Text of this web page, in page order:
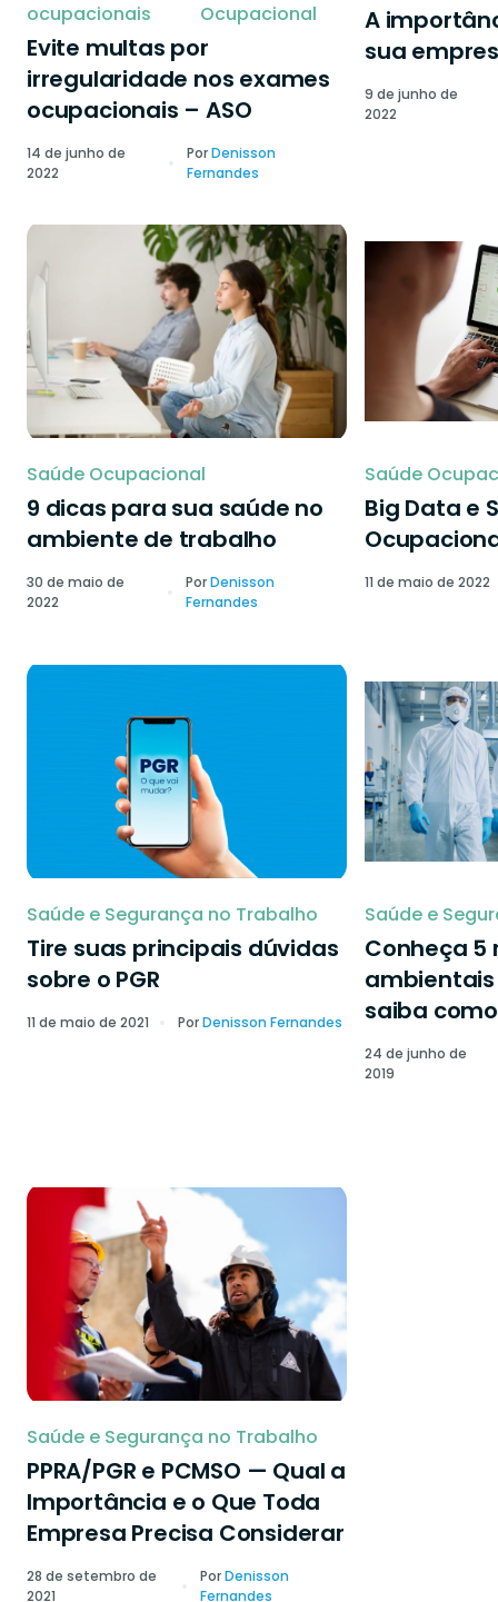
ocupacionais
Ocupacional
Evite multas por
irregularidade nos exames
ocupacionais – ASO
14 de junho de
2022
PorDenisson
Fernandes
A
sua
9 de junho de
2022
Saúde Ocupacional
9 dicas para sua saúde no
ambiente de trabalho
30 de maio de
2022
PorDenisson
Fernandes
Saúde
Big Data e
11 de maio de 2022
Saúde e Segurança no Trabalho
Tire suas principais dúvidas
sobre o PGR
11 de maio de 2021 PorDenisson Fernandes
Saúde e
Conheça 5
saiba
24 de junho de
2019
Saúde e Segurança no Trabalho
PPRA/PGR e PCMSO — Qual a
Importância e o Que Toda
Empresa Precisa Considerar
28 de setembro de
2021
PorDenisson
Fernandes